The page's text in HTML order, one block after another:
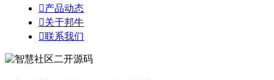
产品动态
关于邦牛
联系我们